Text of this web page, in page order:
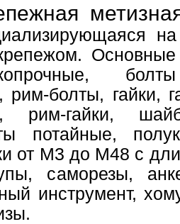
рим-болты, гайки,
рим-гайки,
потайные,
от М3 до М48 с
саморезы,
инструмент,